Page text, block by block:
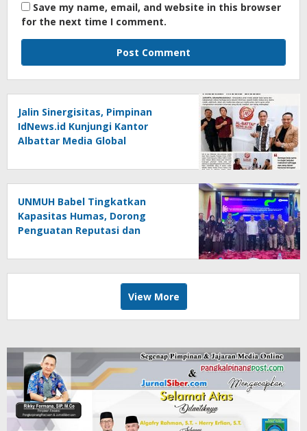
Save my name, email, and website in this browser
for the next time I comment.
Jalin Sinergisitas, Pimpinan
IdNews.id Kunjungi Kantor
Albattar Media Global
UNMUH Babel Tingkatkan
Kapasitas Humas, Dorong
Penguatan Reputasi dan
View More